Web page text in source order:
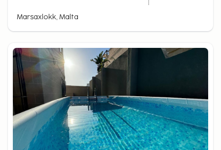
Marsaxlokk, Malta